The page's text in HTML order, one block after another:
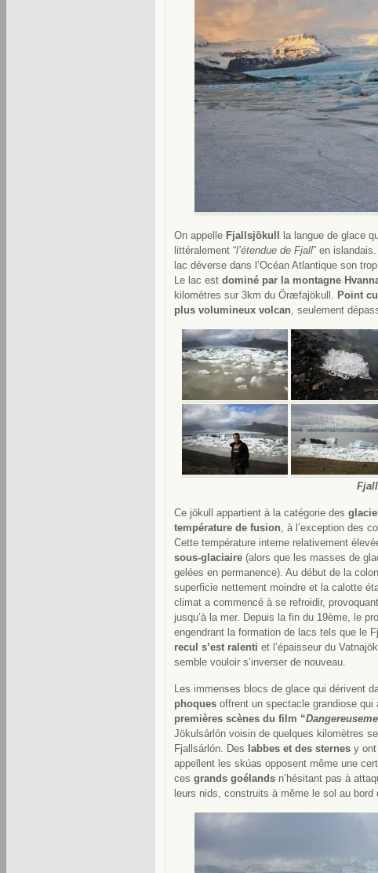
On appelle Fjallsjökull
la langue de glace
littéralement “l’étendue de Fjall” en islandais.
lac déverse dans l’Océan Atlantique son
Le lac est dominé par la montagne
kilomètres sur 3km du Öræfajökull. Point
plus volumineux volcan, seulement
Ce jökull appartient à la catégorie des
température de fusion, à l’exception des
Cette température interne relativement
sous-glaciaire (alors que les masses de
gelées en permanence). Au début de la
superficie nettement moindre et la calotte
climat a commencé à se refroidir,
jusqu’à la mer. Depuis la fin du 19ème, le
engendrant la formation de lacs tels que le
recul s’est ralenti et l’épaisseur du
semble vouloir s’inverser de nouveau.
Les immenses blocs de glace qui dérivent
phoques offrent un spectacle grandiose
premières scènes du film “
Jökulsárlón voisin de quelques kilomètres
Fjallsárlón. Des labbes et des sternes y
appellent les skúas opposent même une
ces grands goélands n’hésitant pas à
leurs nids, construits à même le sol au bord